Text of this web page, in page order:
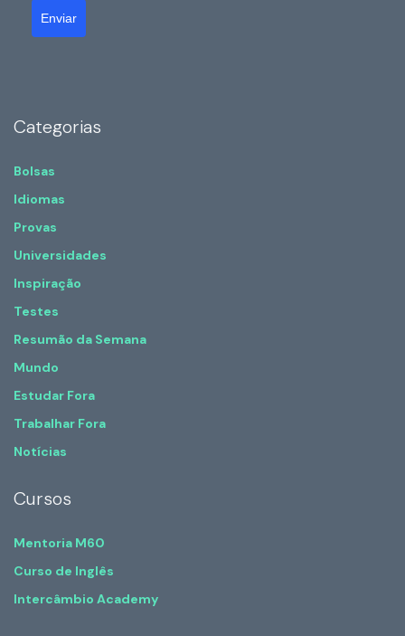
Enviar
Categorias
Bolsas
Idiomas
Provas
Universidades
Inspiração
Testes
Resumão da Semana
Mundo
Estudar Fora
Trabalhar Fora
Notícias
Cursos
Mentoria M60
Curso de Inglês
Intercâmbio Academy